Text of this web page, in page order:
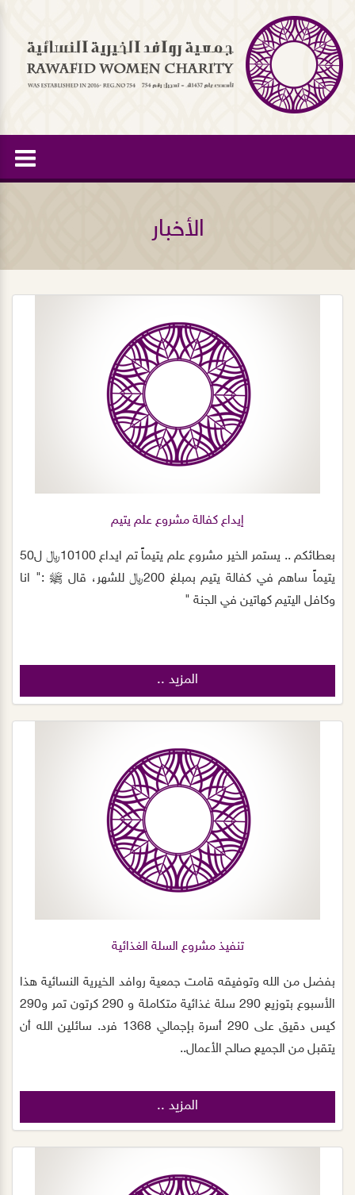
الأخبار
إيداع كفالة مشروع علم يتيم
بعطائكم .. يستمر الخير مشروع ⁧‫علم يتيماً تم ايداع 10100﷼ ل50
يتيماً ‏ساهم في كفالة يتيم بمبلغ 200﷼ للشهر، ‏قال ﷺ :‏" انا
وكافل اليتيم كهاتين في الجنة "
المزيد ..
تنفيذ مشروع السلة الغذائية
بفضل من الله وتوفيقه قامت جمعية روافد الخيرية النسائية هذا
الأسبوع بتوزيع 290 سلة غذائية متكاملة و 290 كرتون تمر و290
كيس دقيق على 290 أسرة بإجمالي 1368 فرد. سائلين الله أن
يتقبل من الجميع صالح الأعمال..
المزيد ..